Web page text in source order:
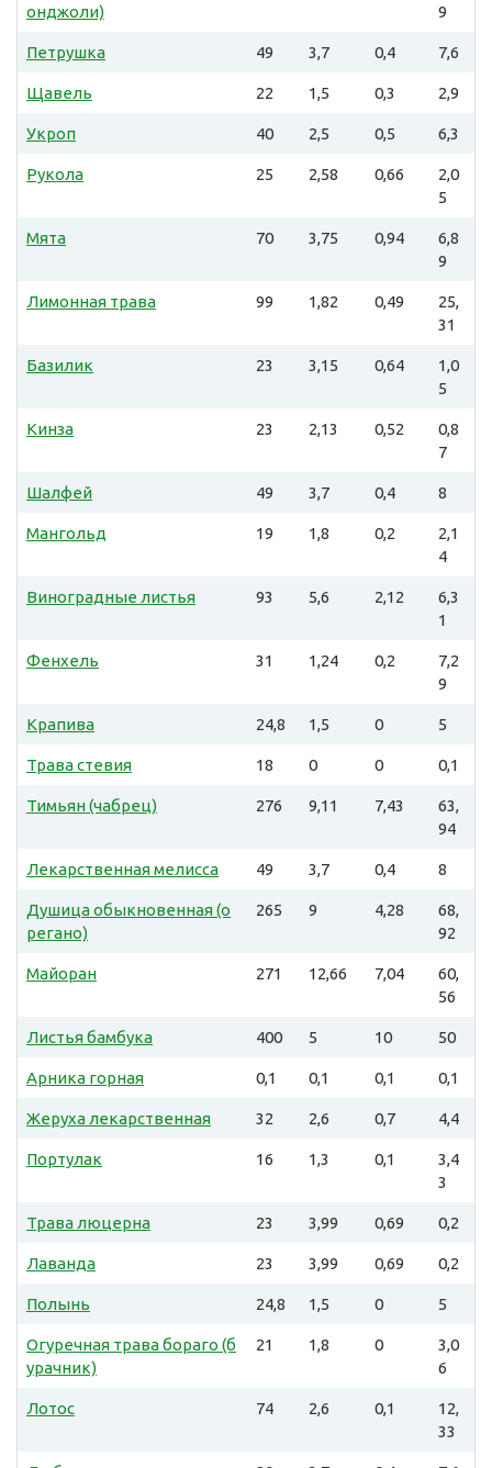
онджоли)
9
Петрушка 49 3,7 0,4 7,6
Щавель 22 1,5 0,3 2,9
Укроп 40 2,5 0,5 6,3
Рукола 25 2,58 0,66
2,0
5
Мята 70 3,75 0,94
6,8
9
Лимонная трава 99 1,82 0,49
25,
31
Базилик 23 3,15 0,64
1,0
5
Кинза 23 2,13 0,52
0,8
7
Шалфей 49 3,7 0,4 8
Мангольд 19 1,8 0,2
2,1
4
Виноградные листья 93 5,6 2,12
6,3
1
Фенхель 31 1,24 0,2
7,2
9
Крапива 24,8 1,5 0 5
Трава стевия 18 0 0 0,1
Тимьян (чабрец) 276 9,11 7,43
63,
94
Лекарственная мелисса 49 3,7 0,4 8
Душица обыкновенная (о
регано)
265 9 4,28
68,
92
Майоран 271 12,66 7,04
60,
56
Листья бамбука 400 5 10 50
Арника горная 0,1 0,1 0,1 0,1
Жеруха лекарственная 32 2,6 0,7 4,4
Портулак 16 1,3 0,1
3,4
3
Трава люцерна 23 3,99 0,69 0,2
Лаванда 23 3,99 0,69 0,2
Полынь 24,8 1,5 0 5
Огуречная трава бораго (б
урачник)
21 1,8 0
3,0
6
Лотос 74 2,6 0,1
12,
33